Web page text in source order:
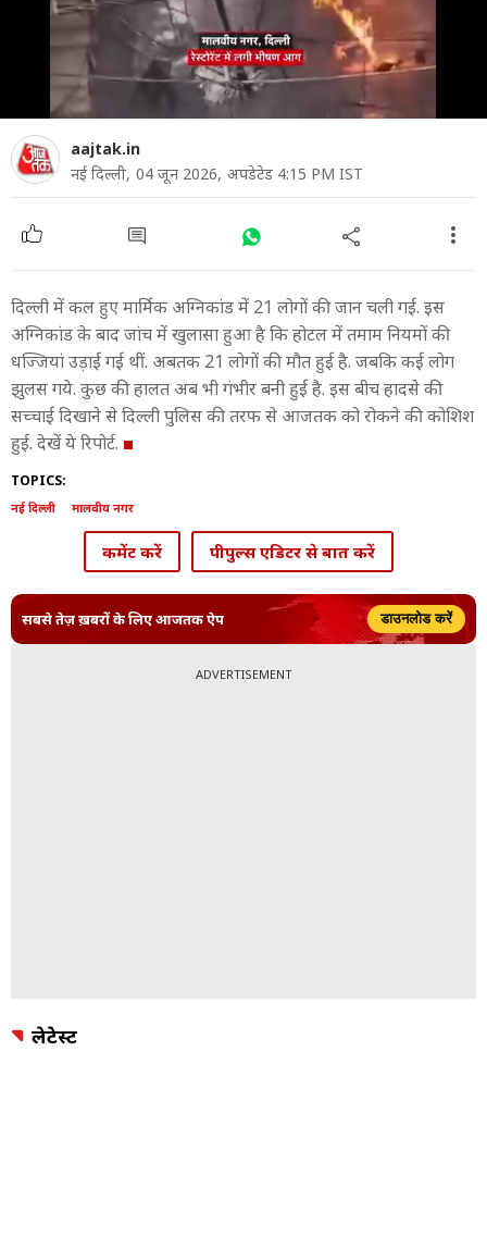
aajtak.in
नई दिल्ली, 04 जून 2026, अपडेटेड 4:15 PM IST
दिल्ली में कल हुए मार्मिक अग्निकांड में 21 लोगों की जान चली गई. इस
अग्निकांड के बाद जांच में खुलासा हुआ है कि होटल में तमाम नियमों की
धज्जियां उड़ाई गई थीं. अबतक 21 लोगों की मौत हुई है. जबकि कई लोग
झुलस गये. कुछ की हालत अब भी गंभीर बनी हुई है. इस बीच हादसे की
सच्चाई द‍िखाने से दिल्ली पुलिस की तरफ से आजतक को रोकने की कोश‍िश
हुई. देखें ये रिपोर्ट.
TOPICS:
नई दिल्ली मालवीय नगर
कमेंट करें पीपुल्स एडिटर से बात करें
सबसे तेज़ ख़बरों के लिए आजतक ऐप डाउनलोड करें
ADVERTISEMENT
लेटेस्ट